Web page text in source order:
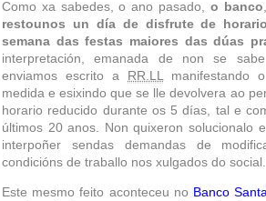
Como xa sabedes, o ano pasado, o banco
restounos un día de disfrute de
semana das festas maiores das dúas
interpretación, emanada de non se
enviamos escrito a RR.LLmanifestando
medida e esixindo que se lle devolvera ao
horario reducido durante os 5 días, tal e
últimos 20 anos. Non quixeron solucionalo
interpoñer sendas demandas de
condicións de traballo nos xulgados do social.
Este mesmo feito aconteceu no Banco